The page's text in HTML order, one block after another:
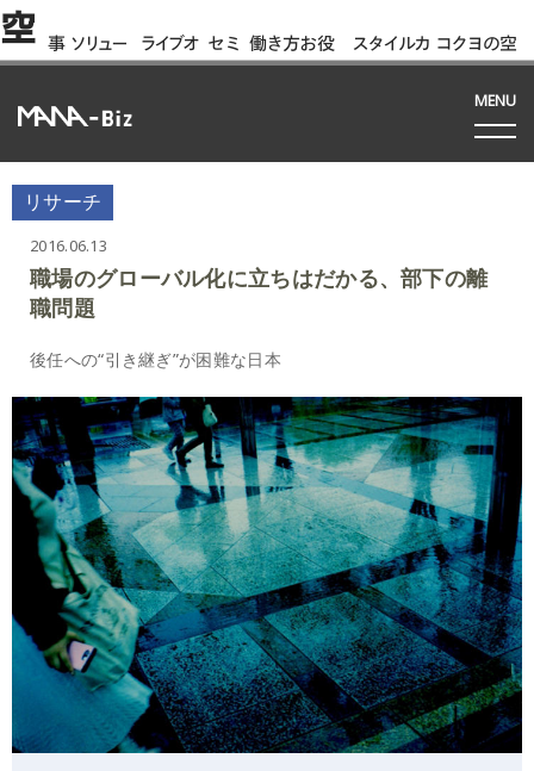
空 事
例
ソリュー
ション
ライブオ
フィス
セミ
ナー
働き方お役
立ち資料
スタイルカ
タログ
コクヨの空
間って!?
MENU
リサーチ
2016.06.13
職場のグローバル化に立ちはだかる、部下の離
職問題
後任への“引き継ぎ”が困難な日本